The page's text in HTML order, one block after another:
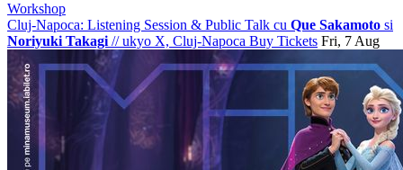
Workshop
Cluj-Napoca: Listening Session & Public Talk cu Que Sakamoto si
Noriyuki Takagi //ukyo X, Cluj-Napoca Buy Tickets Fri, 7 Aug